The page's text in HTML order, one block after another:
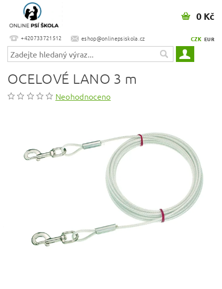
+420733721512 eshop@onlinepsiskola.cz CZK EUR
0 Kč
OCELOVÉ LANO 3 m
Neohodnoceno